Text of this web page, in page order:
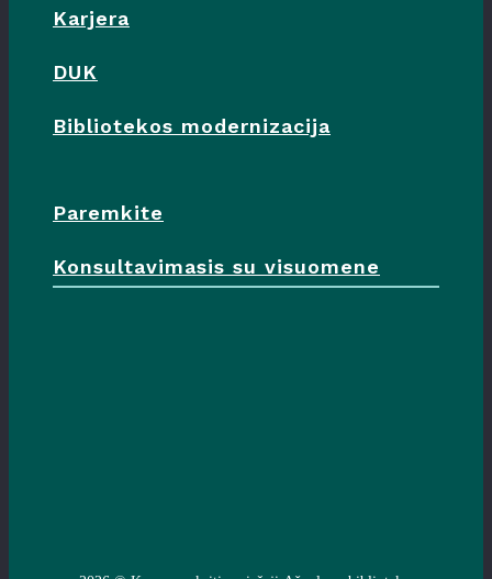
Karjera
DUK
Bibliotekos modernizacija
Paremkite
Konsultavimasis su visuomene